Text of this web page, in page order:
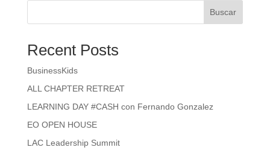
Buscar
Recent Posts
BusinessKids
ALL CHAPTER RETREAT
LEARNING DAY #CASH con Fernando Gonzalez
EO OPEN HOUSE
LAC Leadership Summit